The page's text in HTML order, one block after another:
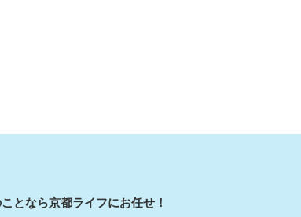
となら京都ライフにお任せ！